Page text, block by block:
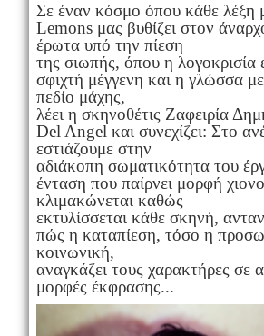
Σε έναν κόσμο όπου κάθε λέξη
Lemons μας βυθίζει στον
έρωτα υπό την πίεση
της σιωπής, όπου η λογοκρισία
σφιχτή μέγγενη και η γλώσσα
πεδίο μάχης,
λέει η σκηνοθέτις Ζαφειρία
Del Angel και συνεχίζει: Στο
εστιάζουμε στην
αδιάκοπη σωματικότητα του
ένταση που παίρνει μορφή
κλιμακώνεται καθώς
εκτυλίσσεται κάθε σκηνή,
πώς η καταπίεση, τόσο η
κοινωνική,
αναγκάζει τους χαρακτήρες σε
μορφές έκφρασης...